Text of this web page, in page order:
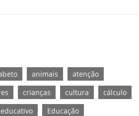
animais
atenção
crianças cultura
cálculo
educativo
Educação